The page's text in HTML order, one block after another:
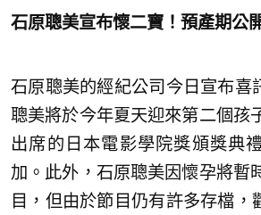
石原聰美宣布懷二寶！預產期公
石原聰美的經紀公司今日宣布喜
聰美將於今年夏天迎來第二個孩
出席的日本電影學院獎頒獎典
加。此外，石原聰美因懷孕將暫
目，但由於節目仍有許多存檔，